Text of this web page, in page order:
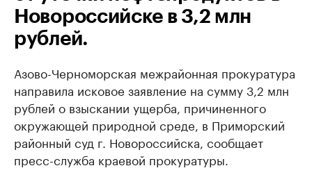
Новороссийске в 3,2 млн
рублей.
Азово-Черноморская межрайонная прокуратура
направила исковое заявление на сумму 3,2 млн
рублей о взыскании ущерба, причиненного
окружающей природной среде, в Приморский
районный суд г. Новороссийска, сообщает
пресс-служба краевой прокуратуры.